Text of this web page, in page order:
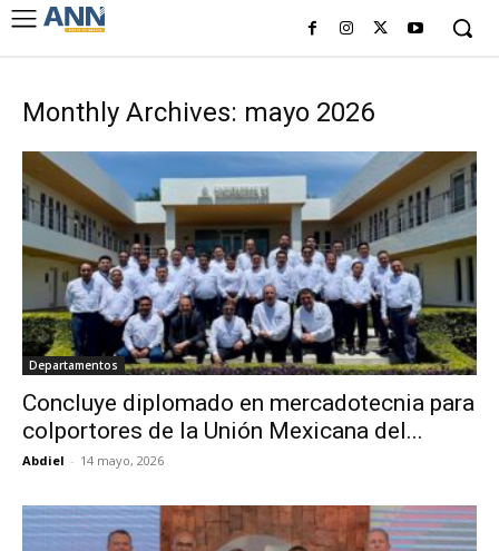
Monthly Archives: mayo 2026
Departamentos
Concluye diplomado en mercadotecnia para
colportores de la Unión Mexicana del...
Abdiel - 14 mayo, 2026